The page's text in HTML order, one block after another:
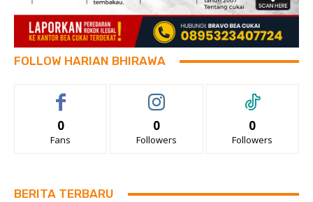
FOLLOW HARIAN BHIRAWA
0
Fans
0
Followers
0
Followers
BERITA TERBARU